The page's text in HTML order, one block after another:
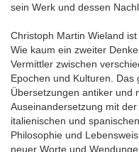
sein Werk und dessen
Christoph Martin Wieland
Wie kaum ein zweiter
Vermittler zwischen
Epochen und Kulturen.
Übersetzungen antiker und
Auseinandersetzung mit
italienischen und
Philosophie und
neuer Worte und